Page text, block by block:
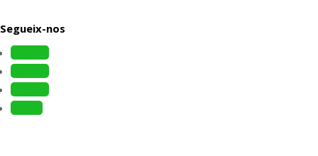
Segueix-nos
Follow
Follow
Follow
Follow